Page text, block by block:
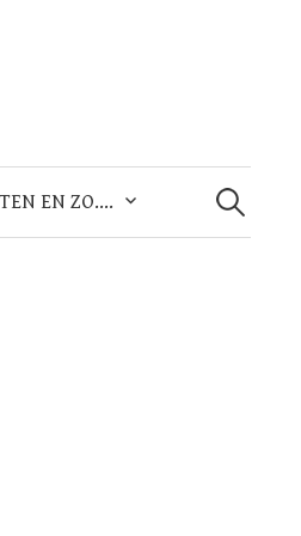
EN ZO….
naar: